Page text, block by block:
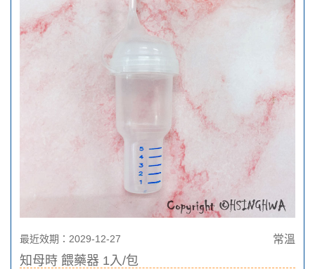
最近效期：2029-12-27 常溫
知母時 餵藥器 1入/包